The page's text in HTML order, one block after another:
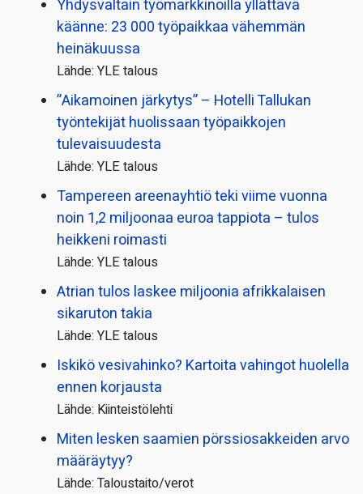
Yhdysvaltain työmarkkinoilla yllättävä
käänne: 23 000 työpaikkaa vähemmän
heinäkuussa
Lähde: YLE talous
”Aikamoinen järkytys” – Hotelli Tallukan
työntekijät huolissaan työpaikkojen
tulevaisuudesta
Lähde: YLE talous
Tampereen areenayhtiö teki viime vuonna
noin 1,2 miljoonaa euroa tappiota – tulos
heikkeni roimasti
Lähde: YLE talous
Atrian tulos laskee miljoonia afrikkalaisen
sikaruton takia
Lähde: YLE talous
Iskikö vesivahinko? Kartoita vahingot huolella
ennen korjausta
Lähde: Kiinteistölehti
Miten lesken saamien pörssi­osakkeiden arvo
määräytyy?
Lähde: Taloustaito/verot